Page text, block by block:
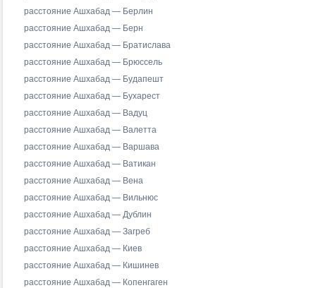
расстояние Ашхабад — Берлин
расстояние Ашхабад — Берн
расстояние Ашхабад — Братислава
расстояние Ашхабад — Брюссель
расстояние Ашхабад — Будапешт
расстояние Ашхабад — Бухарест
расстояние Ашхабад — Вадуц
расстояние Ашхабад — Валетта
расстояние Ашхабад — Варшава
расстояние Ашхабад — Ватикан
расстояние Ашхабад — Вена
расстояние Ашхабад — Вильнюс
расстояние Ашхабад — Дублин
расстояние Ашхабад — Загреб
расстояние Ашхабад — Киев
расстояние Ашхабад — Кишинев
расстояние Ашхабад — Копенгаген